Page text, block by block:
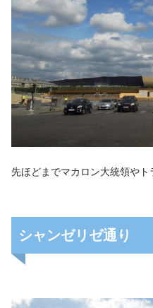
先ほどまでマカロン大統領やト
シャンゼリゼ通り